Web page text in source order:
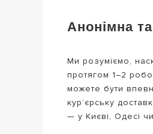
Анонімна
Ми розуміємо,
протягом 1–2
можете бути
кур’єрську
— у Києві, Одесі